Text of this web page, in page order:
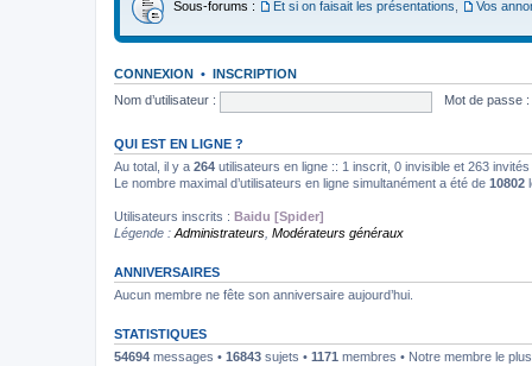
Sous-forums : Et si on faisait les présentations Vos
CONNEXION • INSCRIPTION
Nom d’utilisateur :
Mot de passe :
QUI EST EN LIGNE ?
Au total, il y a 264 utilisateurs en ligne :: 1 inscrit, 0 invisible et 263
Le nombre maximal d’utilisateurs en ligne simultanément a été de 10802
Utilisateurs inscrits : Baidu [Spider]
Légende : Administrateurs Modérateurs généraux
ANNIVERSAIRES
Aucun membre ne fête son anniversaire aujourd’hui.
STATISTIQUES
54694 messages • 16843 sujets • 1171 membres • Notre membre le